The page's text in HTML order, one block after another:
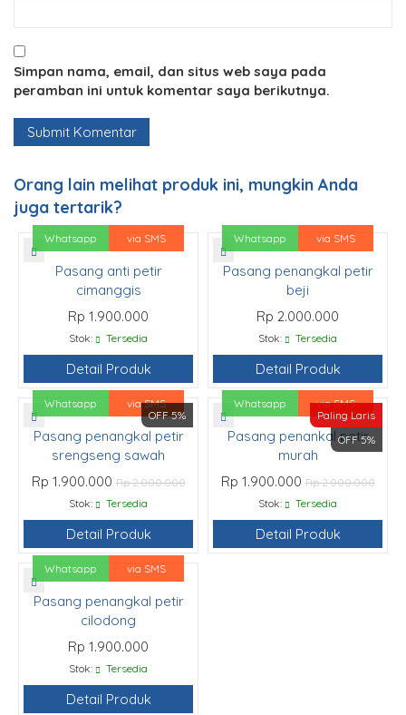
Simpan nama, email, dan situs web saya pada
peramban ini untuk komentar saya berikutnya.
Orang lain melihat produk ini, mungkin Anda
juga tertarik?
Whatsapp via SMS
Pasang anti petir
cimanggis
Rp 1.900.000
Stok: Tersedia
Detail Produk
Whatsapp via SMS
Pasang penangkal petir
beji
Rp 2.000.000
Stok: Tersedia
Detail Produk
OFF 5%
Whatsapp via SMS
Pasang penangkal petir
srengseng sawah
Rp 1.900.000Rp 2.000.000
Stok:
Tersedia
Detail Produk
Paling Laris
OFF 5%
Whatsapp via SMS
Pasang penankal petir
murah
Rp 1.900.000Rp 2.000.000
Stok:
Tersedia
Detail Produk
Whatsapp via SMS
Pasang penangkal petir
cilodong
Rp 1.900.000
Stok: Tersedia
Detail Produk